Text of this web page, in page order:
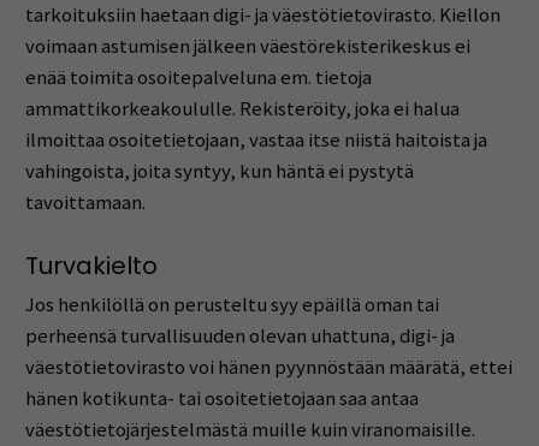
tarkoituksiin haetaan digi- ja väestötietovirasto. Kiellon
voimaan astumisen jälkeen väestörekisterikeskus ei
enää toimita osoitepalveluna em. tietoja
ammattikorkeakoululle. Rekisteröity, joka ei halua
ilmoittaa osoitetietojaan, vastaa itse niistä haitoista ja
vahingoista, joita syntyy, kun häntä ei pystytä
tavoittamaan.
Turvakielto
Jos henkilöllä on perusteltu syy epäillä oman tai
perheensä turvallisuuden olevan uhattuna, digi- ja
väestötietovirasto voi hänen pyynnöstään määrätä, ettei
hänen kotikunta- tai osoitetietojaan saa antaa
väestötietojärjestelmästä muille kuin viranomaisille.